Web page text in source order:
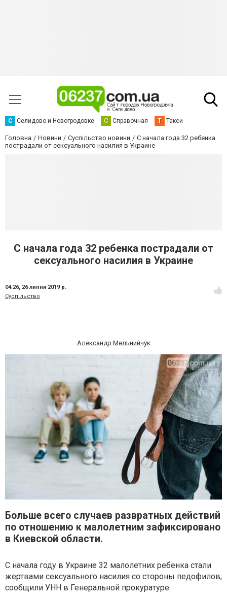
С Селидово и Новогродовке С Справочная Т Такси
Головна Новини Суспільство новини
С начала года 32 ребенка
пострадали от сексуального насилия в Украине
С начала года 32 ребенка пострадали от
сексуального насилия в Украине
04:26, 26 липня 2019 р.
Суспільство
Александр Мельнийчук
Больше всего случаев развратных действий
по отношению к малолетним зафиксировано
в Киевской области.
С начала году в Украине 32 малолетних ребенка стали
жертвами сексуального насилия со стороны педофилов,
сообщили УНН в Генеральной прокуратуре.